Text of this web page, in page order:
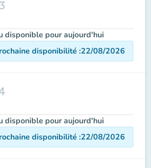
disponible pour aujourd'hui
disponibilité :22/08/2026
disponible pour aujourd'hui
disponibilité :22/08/2026